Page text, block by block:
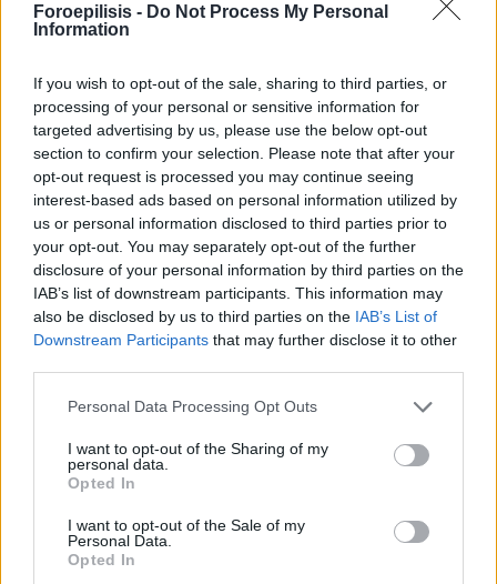
Foroepilisis - Do Not Process My Personal
Information
If you wish to opt-out of the sale, sharing to third parties, or
processing of your personal or sensitive information for
targeted advertising by us, please use the below opt-out
section to confirm your selection. Please note that after your
opt-out request is processed you may continue seeing
interest-based ads based on personal information utilized by
us or personal information disclosed to third parties prior to
your opt-out. You may separately opt-out of the further
disclosure of your personal information by third parties on the
IAB’s list of downstream participants. This information may
also be disclosed by us to third parties on the IAB’s List of
Downstream Participants that may further disclose it to other
Personal Data Processing Opt Outs
I want to opt-out of the Sharing of my
personal data.
Opted In
I want to opt-out of the Sale of my
Personal Data.
Opted In
δράση χρηματοδοτείται μέσω του
«Ανταγωνιστικότητα - Επιχειρηματικότητα -
Καινοτομία 2021-2027» (ΕΠΑνΕΚ) και αφορά
επιχειρήσεις, μικρομεσαίες και μεγάλες, που
έχουν κύριο ΚΑΔ ή ΚΑΔ με τα μεγαλύτερα έσοδα
της εστίασης. Περιλαμβάνονται και οι
επιχειρήσεις franchise υπό την προϋπόθεση
πλήρωσης ορισμένων κανονιστικών κριτηρίων
του ΕΣΠΑ. Ποσό Ενίσχυσης Το ποσό της
ενίσχυσης ανέρχεται στο 7% επί του τζίρου του
κύριου[...]
Read More